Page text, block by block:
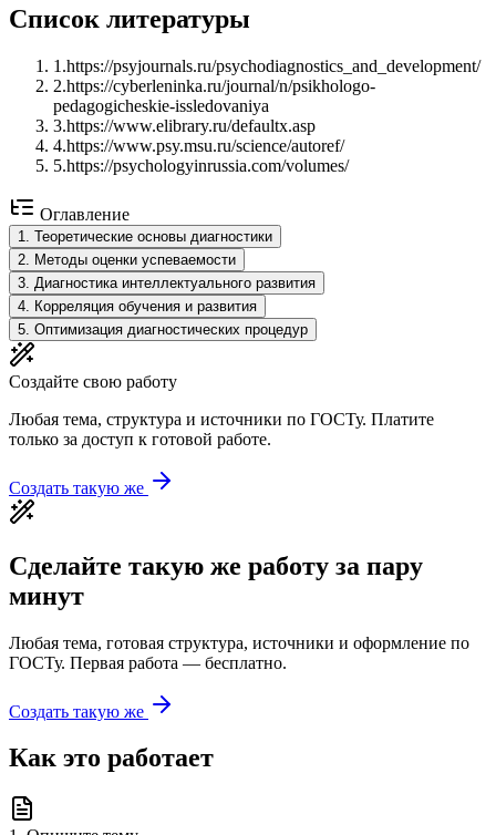
Список литературы
1 .https://psyjournals.ru/psychodiagnostics_and_development/
2.https://cyberleninka.ru/journal/n/psikhologo-
pedagogicheskie-issledovaniya
3.https://www.elibrary.ru/defaultx.asp
4.https://www.psy.msu.ru/science/autoref/
5.https://psychologyinrussia.com/volumes/
Оглавление
1
Теоретические основы диагностики
2
Методы оценки успеваемости
3 Диагностика интеллектуального развития
4
Корреляция обучения и развития
5 Оптимизация диагностических процедур
Создайте свою работу
Любая тема, структура и источники по ГОСТу. Платите
только за доступ к готовой работе.
Создать такую же
Сделайте такую же работу за пару
минут
Любая тема, готовая структура, источники и оформление по
ГОСТу. Первая работа — бесплатно.
Создать такую же
Как это работает